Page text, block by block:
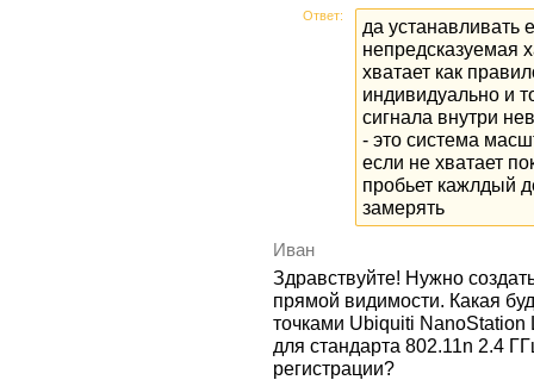
Ответ:
да устанавливать
непредсказуемая
хватает как
индивидуально и
сигнала внутри
- это система
если не хватает
пробьет кажлдый
замерять
Иван
Здравствуйте! Нужно
прямой видимости. Какая
точками Ubiquiti NanoStation
для стандарта 802.11n 2.4
регистрации?